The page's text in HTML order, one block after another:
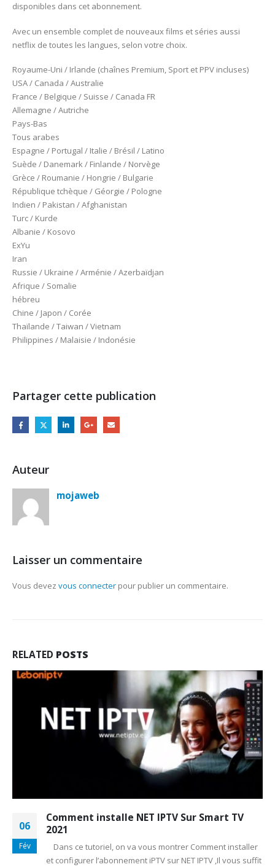
disponibles dans cet abonnement.
Avec un ensemble complet de nouveaux films et séries aussi
netflix de toutes les langues, selon votre choix.
Royaume-Uni / Irlande (chaînes Premium, Sport et PPV incluses)
USA / Canada / Australie
France / Belgique / Suisse / Canada FR
Allemagne / Autriche
Pays-Bas
Tous arabes
Espagne / Portugal / Italie / Brésil / Latino
Suède / Danemark / Finlande / Norvège
Grèce / Roumanie / Hongrie / Bulgarie
République tchèque / Géorgie / Pologne
Indien / Pakistan / Afghanistan
Turc / Kurde
Albanie / Kosovo
ExYu
Iran
Russie / Ukraine / Arménie / Azerbaïdjan
Afrique / Somalie
hébreu
Chine / Japon / Corée
Thaïlande / Taiwan / Vietnam
Philippines / Malaisie / Indonésie
Partager cette publication
Auteur
mojaweb
Laisser un commentaire
Vous devez vous connecter pour publier un commentaire.
RELATED POSTS
06
Fév
Comment installe NET IPTV Sur Smart TV
2021
Dans ce tutoriel, on va vous montrer Comment installer
et configurer l’abonnement iPTV sur NET IPTV ,Il vous suffit